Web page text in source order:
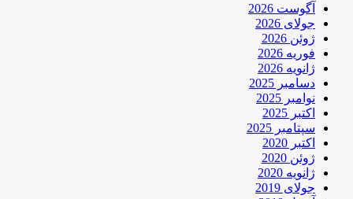
آگوست 2026
جولای 2026
ژوئن 2026
فوریه 2026
ژانویه 2026
دسامبر 2025
نوامبر 2025
اکتبر 2025
سپتامبر 2025
اکتبر 2020
ژوئن 2020
ژانویه 2020
جولای 2019